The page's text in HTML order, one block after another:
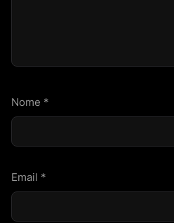
Nome *
Email *